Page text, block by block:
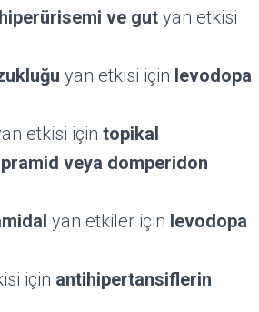
hiperürisemi ve gut yan etkisi
yan etkisi için levodopa
etkisi için topikal
veya domperidon
yan etkiler için levodopa
için antihipertansiflerin